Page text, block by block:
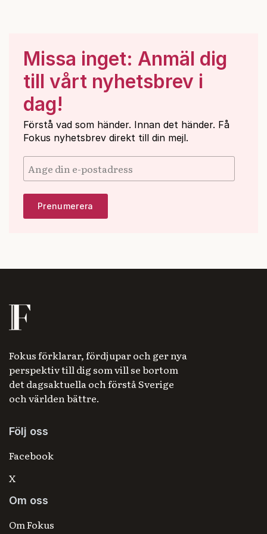
Missa inget: Anmäl dig
till vårt nyhetsbrev i
dag!
Förstå vad som händer. Innan det händer. Få
Fokus nyhetsbrev direkt till din mejl.
Fokus förklarar, fördjupar och ger nya
perspektiv till dig som vill se bortom
det dagsaktuella och förstå Sverige
och världen bättre.
Följ oss
Facebook
X
Om oss
Om Fokus